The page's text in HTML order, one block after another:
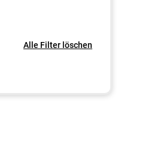
Alle Filter löschen